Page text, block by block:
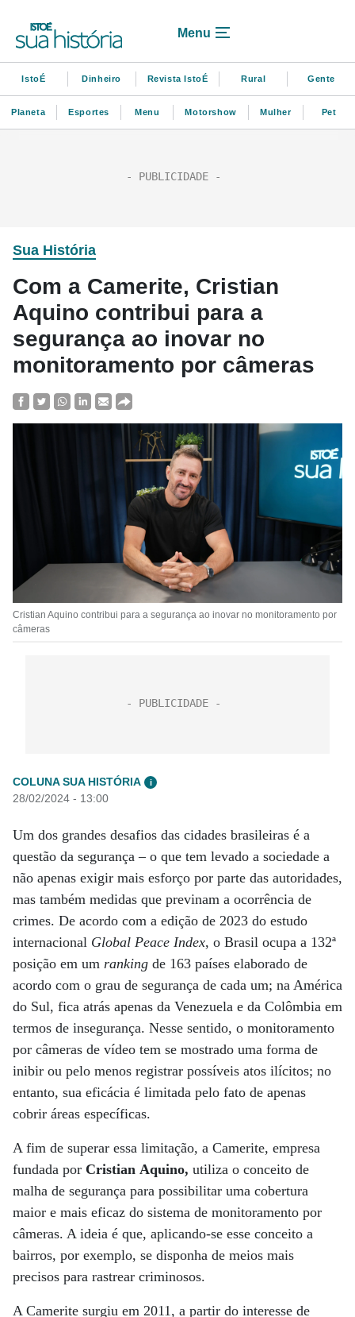
Menu
IstoÉ Dinheiro Revista IstoÉ Rural Gente
Planeta Esportes Menu Motorshow Mulher Pet
Sua História
Com a Camerite, Cristian
Aquino contribui para a
segurança ao inovar no
monitoramento por câmeras
Cristian Aquino contribui para a segurança ao inovar no monitoramento por
câmeras
COLUNA SUA HISTÓRIA i
28/02/2024 - 13:00
Um dos grandes desafios das cidades brasileiras é a
questão da segurança – o que tem levado a sociedade a
não apenas exigir mais esforço por parte das autoridades,
mas também medidas que previnam a ocorrência de
crimes. De acordo com a edição de 2023 do estudo
internacional Global Peace Index, o Brasil ocupa a 132ª
posição em um ranking de 163 países elaborado de
acordo com o grau de segurança de cada um; na América
do Sul, fica atrás apenas da Venezuela e da Colômbia em
termos de insegurança. Nesse sentido, o monitoramento
por câmeras de vídeo tem se mostrado uma forma de
inibir ou pelo menos registrar possíveis atos ilícitos; no
entanto, sua eficácia é limitada pelo fato de apenas
cobrir áreas específicas.
A fim de superar essa limitação, a Camerite, empresa
fundada por Cristian Aquino, utiliza o conceito de
malha de segurança para possibilitar uma cobertura
maior e mais eficaz do sistema de monitoramento por
câmeras. A ideia é que, aplicando-se esse conceito a
bairros, por exemplo, se disponha de meios mais
precisos para rastrear criminosos.
A Camerite surgiu em 2011, a partir do interesse de